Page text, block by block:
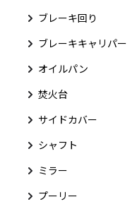
ブレーキ回り
ブレーキキャリパー
オイルパン
焚火台
サイドカバー
シャフト
ミラー
プーリー